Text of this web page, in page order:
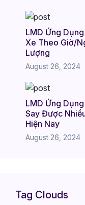
LMD Ứng
Xe Theo Giờ/
Lượng
August 26, 2024
LMD Ứng
Say Được
Hiện Nay
August 26, 2024
Tag Clouds